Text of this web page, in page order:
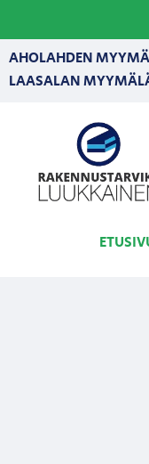
AHOLAHDEN
LAASALAN